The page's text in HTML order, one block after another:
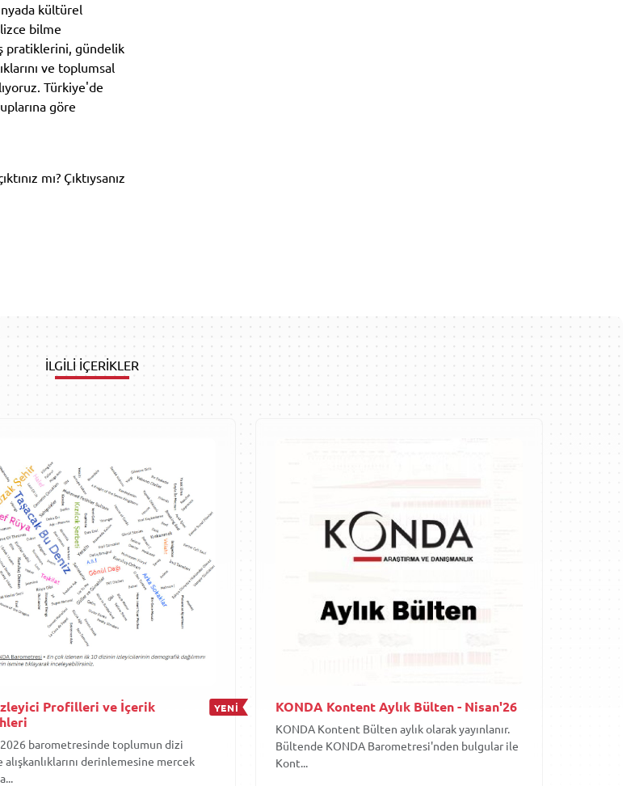
kültürel
bilme
pratiklerini, gündelik
ve toplumsal
Türkiye'de
göre
mı? Çıktıysanız
İLGİLİ İÇERİKLER
Profilleri ve İçerik
YENİ
barometresinde toplumun dizi
alışkanlıklarını derinlemesine mercek
KONDA Kontent Aylık Bülten - Nisan'26
KONDA Kontent Bülten aylık olarak yayınlanır.
Bültende KONDA Barometresi'nden bulgular ile
Kont...